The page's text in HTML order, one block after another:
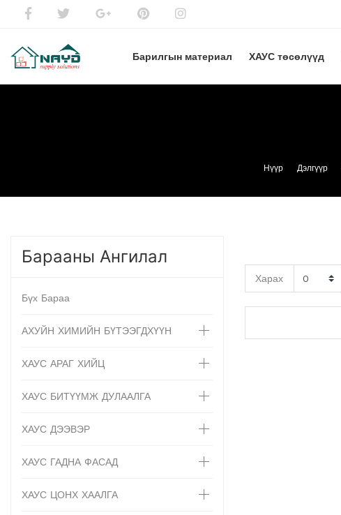
Барилгын материал ХАУС төсөлүүд
Нүүр Дэлгүүр
Барааны Ангилал
Бүх Бараа
АХУЙН ХИМИЙН БҮТЭЭГДХҮҮН
ХАУС АРАГ ХИЙЦ
ХАУС БИТҮҮМЖ ДУЛААЛГА
ХАУС ДЭЭВЭР
ХАУС ГАДНА ФАСАД
ХАУС ЦОНХ ХААЛГА
Харах